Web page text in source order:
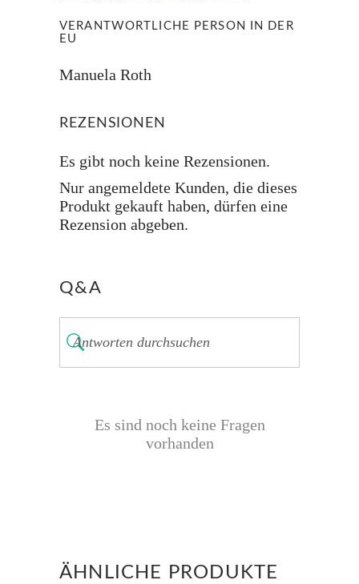
VERANTWORTLICHE PERSON IN DER
EU
Manuela Roth
REZENSIONEN
Es gibt noch keine Rezensionen.
Nur angemeldete Kunden, die dieses
Produkt gekauft haben, dürfen eine
Rezension abgeben.
Q&A
Es sind noch keine Fragen
vorhanden
ÄHNLICHE PRODUKTE